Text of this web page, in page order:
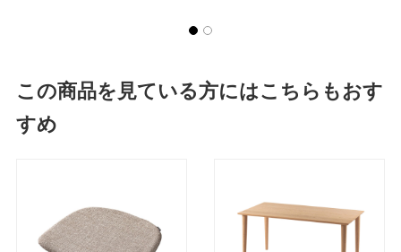
この商品を見ている方にはこちらもおす
すめ